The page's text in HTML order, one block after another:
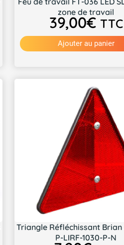
zone de travail
39,00€ TTC
Ajouter au panier
Triangle Réfléchissant Brian
P-LIRF-1030-P-N